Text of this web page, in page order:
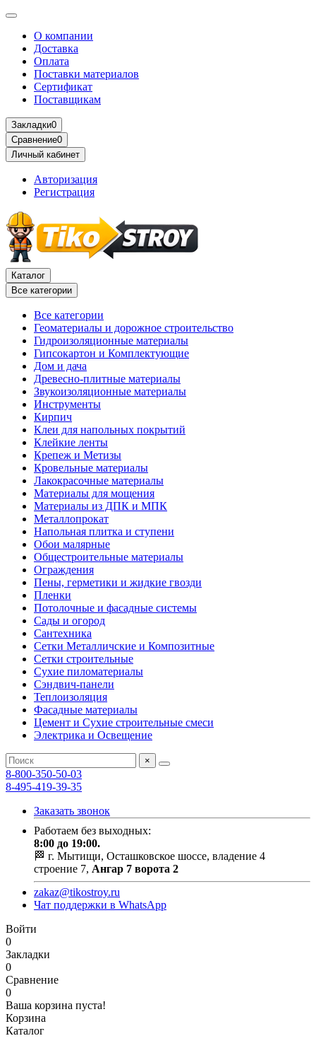
О компании
Доставка
Оплата
Поставки материалов
Сертификат
Поставщикам
Закладки0
Сравнение0
Личный кабинет
Авторизация
Регистрация
Каталог
Все категории
Все категории
Геоматериалы и дорожное строительство
Гидроизоляционные материалы
Гипсокартон и Комплектующие
Дом и дача
Древесно-плитные материалы
Звукоизоляционные материалы
Инструменты
Кирпич
Клеи для напольных покрытий
Клейкие ленты
Крепеж и Метизы
Кровельные материалы
Лакокрасочные материалы
Материалы для мощения
Материалы из ДПК и МПК
Металлопрокат
Напольная плитка и ступени
Обои малярные
Общестроительные материалы
Ограждения
Пены, герметики и жидкие гвозди
Пленки
Потолочные и фасадные системы
Сады и огород
Сантехника
Сетки Металличские и Композитные
Сетки строительные
Сухие пиломатериалы
Сэндвич-панели
Теплоизоляция
Фасадные материалы
Цемент и Сухие строительные смеси
Электрика и Освещение
×
8-800-350-50-03
8-495-419-39-35
Заказать звонок
Работаем без выходных:
8:00 до 19:00.
🏁 г. Мытищи, Осташковское шоссе, владение 4
строение 7, Ангар 7 ворота 2
zakaz@tikostroy.ru
Чат поддержки в WhatsApp
Войти
0
Закладки
0
Сравнение
0
Ваша корзина пуста!
Корзина
Каталог